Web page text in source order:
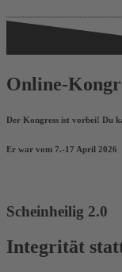
Online-
Der Kongress ist vorbei! Du
Er war vom 7.-17 April 2026
Scheinheilig 2.0
Integrität